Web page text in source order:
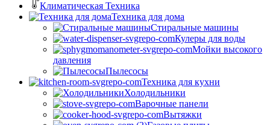
Климатическая Техника
Техника для дома
Стиральные машины
Кулеры для воды
Мойки высокого
давления
Пылесосы
Техника для кухни
Холодильники
Варочные панели
Вытяжки